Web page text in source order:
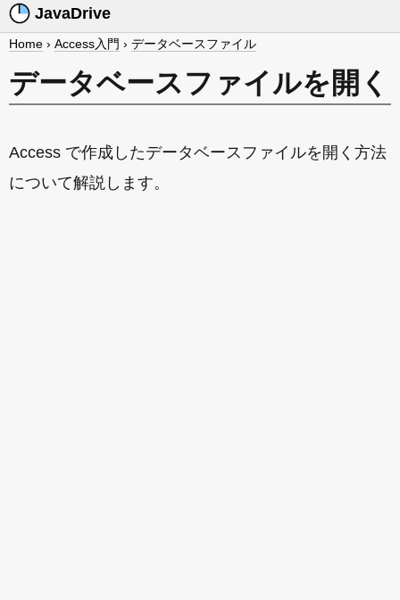
JavaDrive
Home › Access入門 › データベースファイル
データベースファイルを開く
Access で作成したデータベースファイルを開く方法
について解説します。